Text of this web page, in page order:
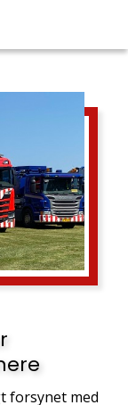
forsynet med